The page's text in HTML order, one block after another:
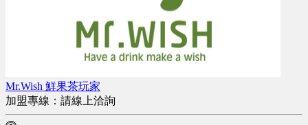
Mr.Wish 鮮果茶玩家
加盟專線： 請線上洽詢